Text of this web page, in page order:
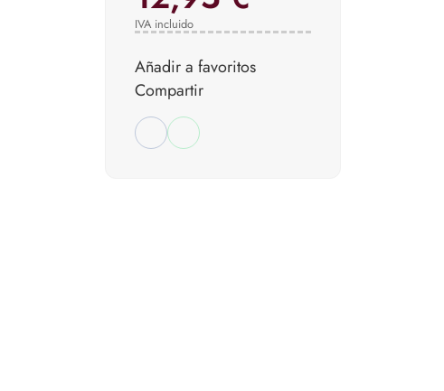
IVA incluido
Añadir a favoritos
Compartir